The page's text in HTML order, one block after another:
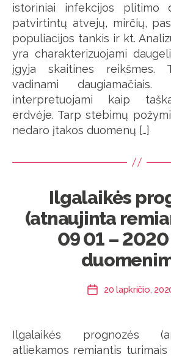
istoriniai infekcijos plitimo
patvirtintų atvejų, mirčių,
populiacijos tankis ir kt.
yra charakterizuojami
įgyja skaitines reikšmes.
vadinami
interpretuojami kaip
erdvėje. Tarp stebimų
nedaro įtakos duomenų […]
Ilgalaikės
(atnaujinta
09 01 – 2020
Įrašo20 lapkričio,
Ilgalaikės prognozės
atliekamos remiantis